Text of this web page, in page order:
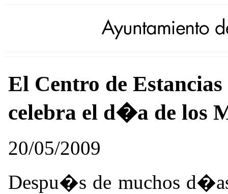
El Centro de
celebra el d�a de los
20/05/2009
Despu�s de muchos